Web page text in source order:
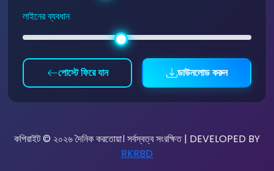
লাইনের ব্যবধান
পোস্টে ফিরে যান ডাউনলোড করুন
কপিরাইট © ২০২৬ দৈনিক করতোয়া। সর্বস্বত্ব সংরক্ষিত | DEVELOPED BY
RKRBD